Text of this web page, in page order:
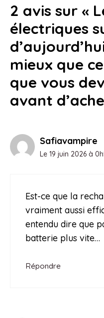
2 avis sur «
électriques
mieux que
que vous
avant
Safiavampire
Le 19 juin 2026 à
Est-ce que la
vraiment aussi
entendu dire que
batterie plus vite…
Répondre